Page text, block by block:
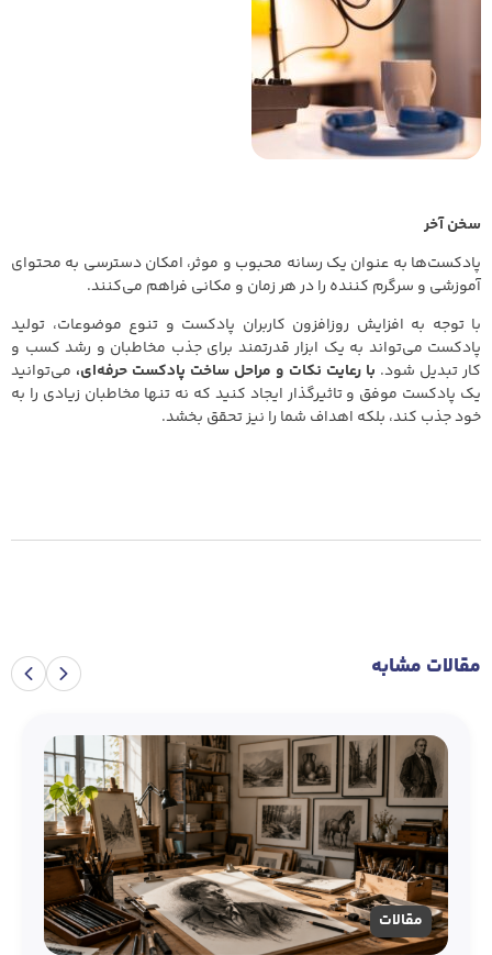
سخن آخر
پادکست‌ها به عنوان یک رسانه محبوب و موثر، امکان دسترسی به محتوای
آموزشی و سرگرم‌ کننده را در هر زمان و مکانی فراهم می‌کنند.
با توجه به افزایش روزافزون کاربران پادکست و تنوع موضوعات، تولید
پادکست می‌تواند به یک ابزار قدرتمند برای جذب مخاطبان و رشد کسب‌ و
کار تبدیل شود. با رعایت نکات و مراحل ساخت پادکست حرفه‌ای، می‌توانید
یک پادکست موفق و تاثیرگذار ایجاد کنید که نه تنها مخاطبان زیادی را به
خود جذب کند، بلکه اهداف شما را نیز تحقق بخشد.
مقالات مشابه
مقالات